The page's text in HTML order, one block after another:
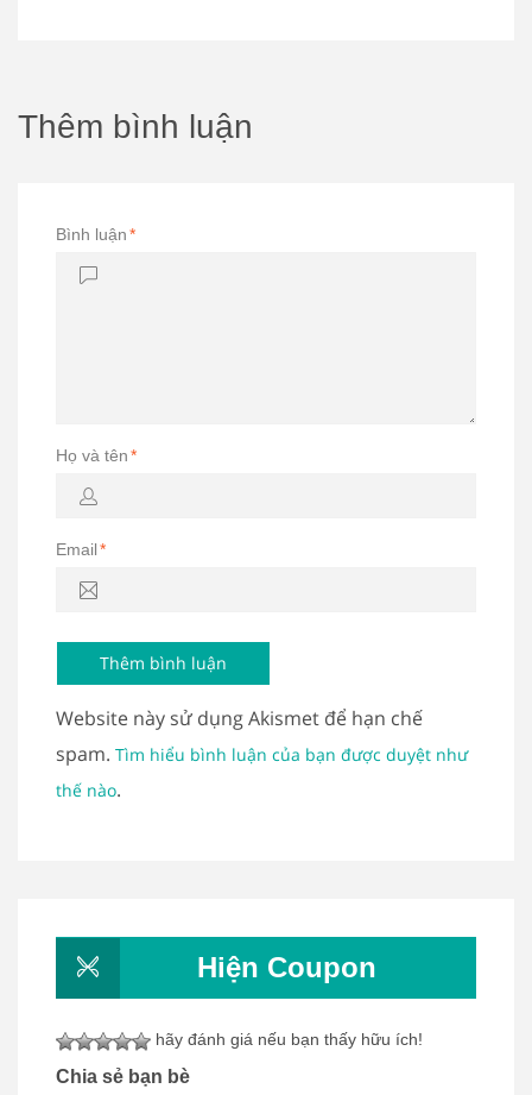
Thêm bình luận
Bình luận*
Họ và tên*
Email*
Website này sử dụng Akismet để hạn chế
spam. Tìm hiểu bình luận của bạn được duyệt như
thế nào.
Hiện Coupon
hãy đánh giá nếu bạn thấy hữu ích!
Chia sẻ bạn bè